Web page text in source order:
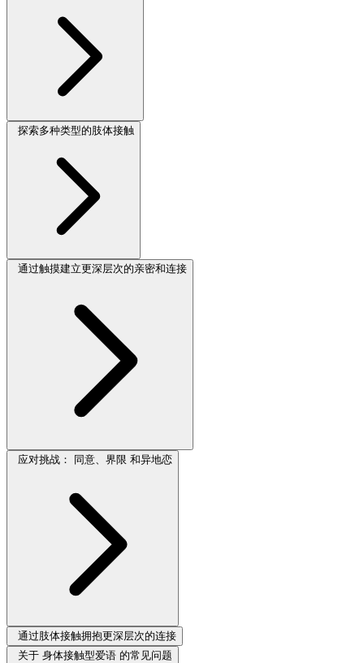
探索多种类型的肢体接触
通过触摸建立更深层次的亲密和连接
应对挑战： 同意、界限 和异地恋
通过肢体接触拥抱更深层次的连接
关于 身体接触型爱语 的常见问题